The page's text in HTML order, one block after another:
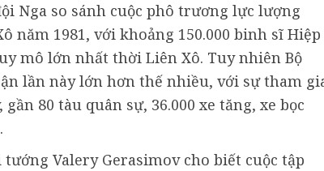
Nga so sánh cuộc phô trương lực lượng
năm 1981, với khoảng 150.000 binh sĩ Hiệp
mô lớn nhất thời Liên Xô. Tuy nhiên Bộ
lần này lớn hơn thế nhiều, với sự tham
80 tàu quân sự, 36.000 xe tăng, xe bọc
Valery Gerasimov cho biết cuộc tập